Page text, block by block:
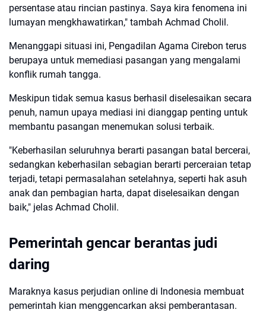
persentase atau rincian pastinya. Saya kira fenomena ini
lumayan mengkhawatirkan," tambah Achmad Cholil.
Menanggapi situasi ini, Pengadilan Agama Cirebon terus
berupaya untuk memediasi pasangan yang mengalami
konflik rumah tangga.
Meskipun tidak semua kasus berhasil diselesaikan secara
penuh, namun upaya mediasi ini dianggap penting untuk
membantu pasangan menemukan solusi terbaik.
"Keberhasilan seluruhnya berarti pasangan batal bercerai,
sedangkan keberhasilan sebagian berarti perceraian tetap
terjadi, tetapi permasalahan setelahnya, seperti hak asuh
anak dan pembagian harta, dapat diselesaikan dengan
baik," jelas Achmad Cholil.
Pemerintah gencar berantas judi
daring
Maraknya kasus perjudian online di Indonesia membuat
pemerintah kian menggencarkan aksi pemberantasan.